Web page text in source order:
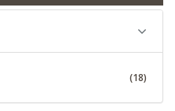
(18)